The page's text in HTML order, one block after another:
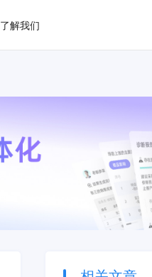
了解我们